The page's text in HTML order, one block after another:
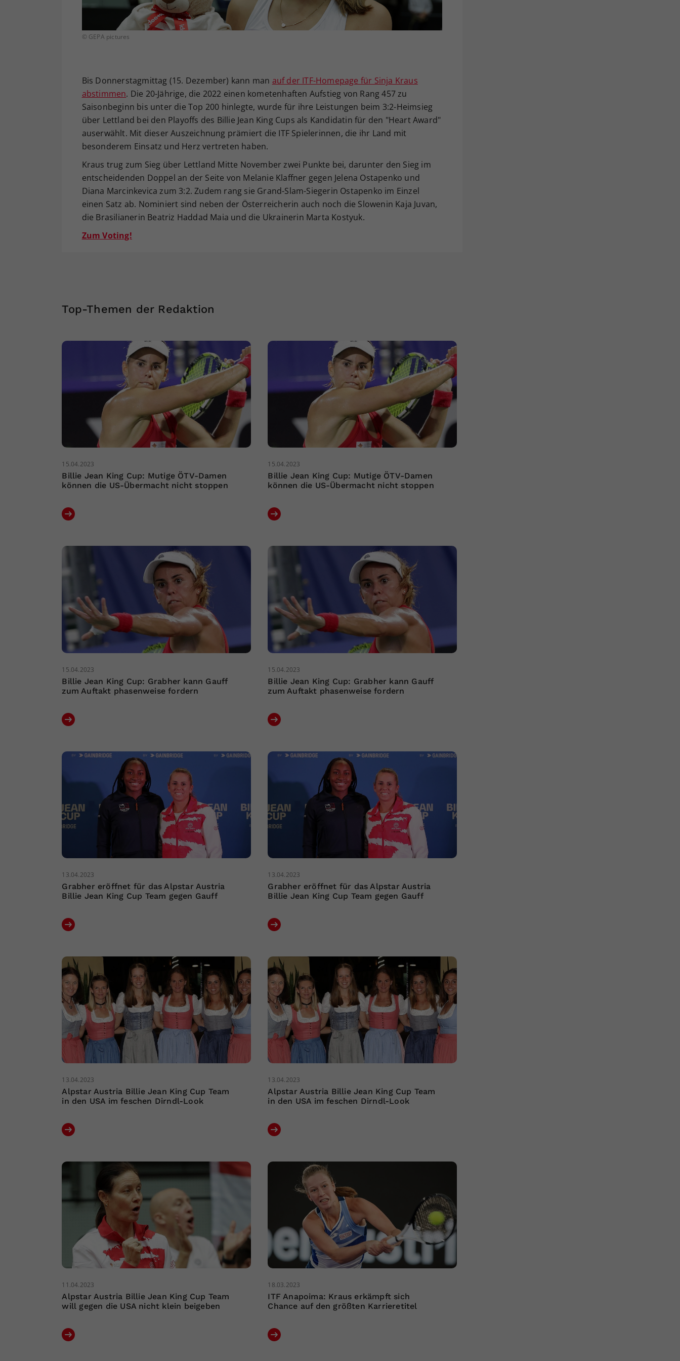
© GEPA pictures
Bis Donnerstagmittag (15. Dezember) kann man auf der ITF-Homepage für Sinja Kraus
abstimmen. Die 20-Jährige, die 2022 einen kometenhaften Aufstieg von Rang 457 zu
Saisonbeginn bis unter die Top 200 hinlegte, wurde für ihre Leistungen beim 3:2-Heimsieg
über Lettland bei den Playoffs des Billie Jean King Cups als Kandidatin für den "Heart Award"
auserwählt. Mit dieser Auszeichnung prämiert die ITF Spielerinnen, die ihr Land mit
besonderem Einsatz und Herz vertreten haben.
Kraus trug zum Sieg über Lettland Mitte November zwei Punkte bei, darunter den Sieg im
entscheidenden Doppel an der Seite von Melanie Klaffner gegen Jelena Ostapenko und
Diana Marcinkevica zum 3:2. Zudem rang sie Grand-Slam-Siegerin Ostapenko im Einzel
einen Satz ab. Nominiert sind neben der Österreicherin auch noch die Slowenin Kaja Juvan,
die Brasilianerin Beatriz Haddad Maia und die Ukrainerin Marta Kostyuk.
Zum Voting!
Top-Themen der Redaktion
15.04.2023
Billie Jean King Cup: Mutige ÖTV-Damen
können die US-Übermacht nicht stoppen
15.04.2023
Billie Jean King Cup: Mutige ÖTV-Damen
können die US-Übermacht nicht stoppen
15.04.2023
Billie Jean King Cup: Grabher kann Gauff
zum Auftakt phasenweise fordern
15.04.2023
Billie Jean King Cup: Grabher kann Gauff
zum Auftakt phasenweise fordern
13.04.2023
Grabher eröffnet für das Alpstar Austria
Billie Jean King Cup Team gegen Gauff
13.04.2023
Grabher eröffnet für das Alpstar Austria
Billie Jean King Cup Team gegen Gauff
13.04.2023
Alpstar Austria Billie Jean King Cup Team
in den USA im feschen Dirndl-Look
13.04.2023
Alpstar Austria Billie Jean King Cup Team
in den USA im feschen Dirndl-Look
11.04.2023
Alpstar Austria Billie Jean King Cup Team
will gegen die USA nicht klein beigeben
18.03.2023
ITF Anapoima: Kraus erkämpft sich
Chance auf den größten Karrieretitel
Ihrer vorgenommen Einstellungen, falls der
Webseiten-Betreiber dies eingestellt hat.